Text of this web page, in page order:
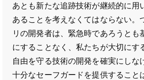
あとも新たな追跡技術が継続的に用
あることを考えなくてはならない。
リの開発者は、緊急時であろうとも
にすることなく、私たちが大切にす
自由を守る技術の開発を確実にしな
十分なセーフガードを提供すること